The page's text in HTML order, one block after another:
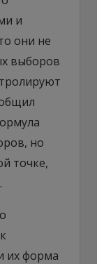
и
они не
выборов
но
точке,
их форма